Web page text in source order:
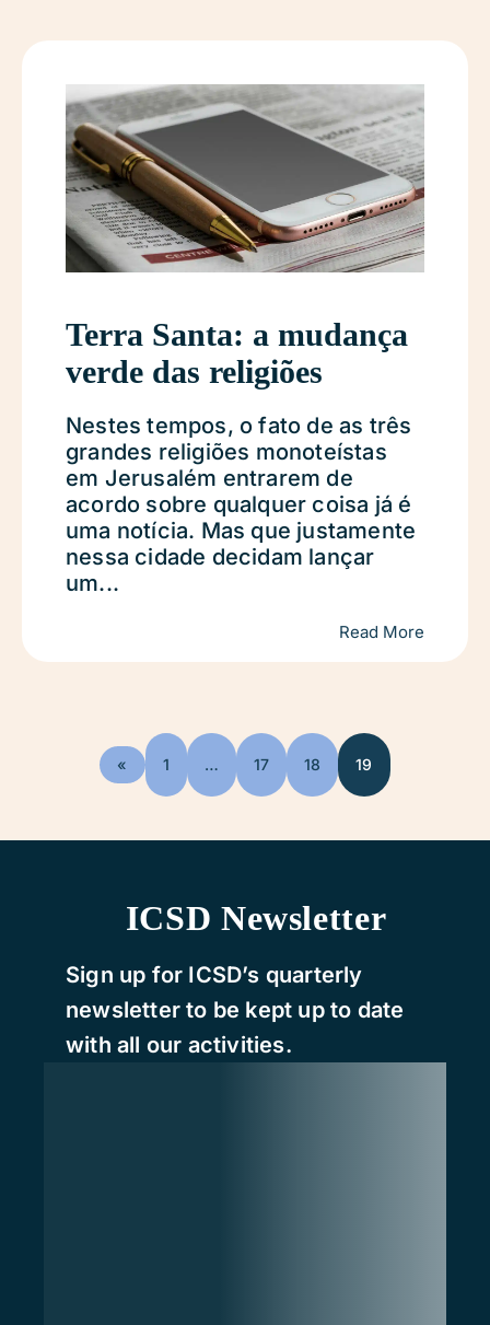
Terra Santa: a mudança
verde das religiões
Nestes tempos, o fato de as três
grandes religiões monoteístas
em Jerusalém entrarem de
acordo sobre qualquer coisa já é
uma notícia. Mas que justamente
nessa cidade decidam lançar
um...
Read More
« 1 … 17 18 19
ICSD Newsletter
Sign up for ICSD’s quarterly
newsletter to be kept up to date
with all our activities.